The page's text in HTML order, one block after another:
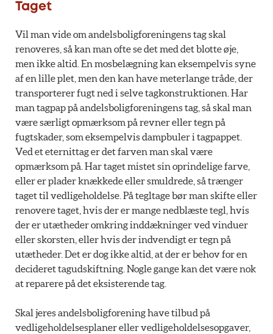
Taget
Vil man vide om andelsboligforeningens tag skal
renoveres, så kan man ofte se det med det blotte øje,
men ikke altid. En mosbelægning kan eksempelvis syne
af en lille plet, men den kan have meterlange tråde, der
transporterer fugt ned i selve tagkonstruktionen. Har
man tagpap på andelsboligforeningens tag, så skal man
være særligt opmærksom på revner eller tegn på
fugtskader, som eksempelvis dampbuler i tagpappet.
Ved et eternittag er det farven man skal være
opmærksom på. Har taget mistet sin oprindelige farve,
eller er plader knækkede eller smuldrede, så trænger
taget til vedligeholdelse. På tegltage bør man skifte eller
renovere taget, hvis der er mange nedblæste tegl, hvis
der er utætheder omkring inddækninger ved vinduer
eller skorsten, eller hvis der indvendigt er tegn på
utætheder. Det er dog ikke altid, at der er behov for en
decideret tagudskiftning. Nogle gange kan det være nok
at reparere på det eksisterende tag.
Skal jeres andelsboligforening have tilbud på
vedligeholdelsesplaner eller vedligeholdelsesopgaver,